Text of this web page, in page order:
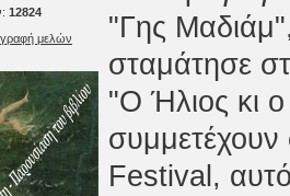
12824
μελών
"Γης
σταμάτησε
"Ο Ήλιος κι
Festival,